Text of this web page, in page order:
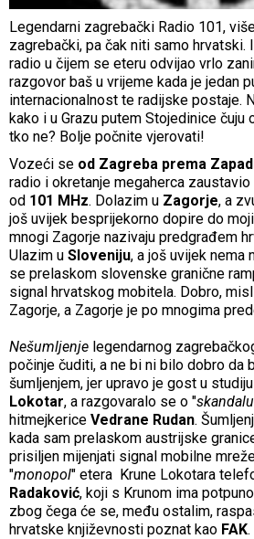
Legendarni zagrebački Radio 101,
zagrebački, pa čak niti samo hrvatski.
radio u čijem se eteru odvijao vrlo
razgovor baš u vrijeme kada je jedan
internacionalnost te radijske postaje.
kako i u Grazu putem Stojedinice čuju
tko ne? Bolje počnite vjerovati!
Vozeći se od Zagreba prema
radio i okretanje megaherca
od 101 MHz. Dolazim u Zagorje, a
još uvijek besprijekorno dopire do
mnogi Zagorje nazivaju predgrađem
Ulazim u Sloveniju, a još uvijek nema
se prelaskom slovenske granične
signal hrvatskog mobitela. Dobro,
Zagorje, a Zagorje je po mnogima
Nešumljenje legendarnog
počinje čuditi, a ne bi ni bilo dobro da
šumljenjem, jer upravo je gost u studiju
Lokotar, a razgovaralo se o "skandalu
hitmejkerice Vedrane Rudan.
kada sam prelaskom austrijske
prisiljen mijenjati signal mobilne
"monopol" etera Krune Lokotara
Radaković, koji s Krunom ima
zbog čega će se, među ostalim,
hrvatske književnosti poznat kao FAK.